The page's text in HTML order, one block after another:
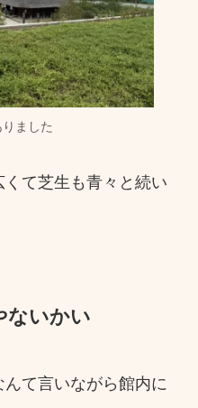
ました
て芝生も青々と続い
ないかい
んて言いながら館内に